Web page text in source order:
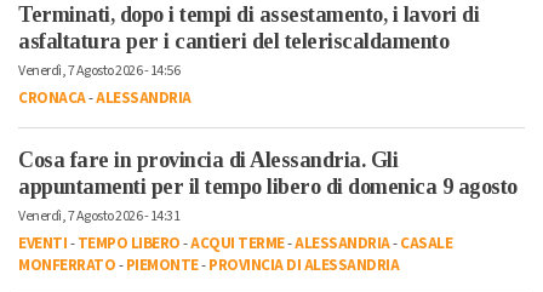
Terminati, dopo i tempi di assestamento, i lavori di
asfaltatura per i cantieri del teleriscaldamento
Venerdì, 7 Agosto 2026 - 14:56
CRONACA-ALESSANDRIA
Cosa fare in provincia di Alessandria. Gli
appuntamenti per il tempo libero di domenica 9 agosto
Venerdì, 7 Agosto 2026 - 14:31
EVENTI-TEMPO LIBERO-ACQUI TERME-ALESSANDRIA-CASALE
MONFERRATO-PIEMONTE-PROVINCIA DI ALESSANDRIA